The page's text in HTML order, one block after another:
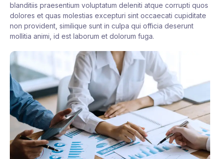
blanditiis praesentium voluptatum deleniti atque corrupti quos
dolores et quas molestias excepturi sint occaecati cupiditate
non provident, similique sunt in culpa qui officia deserunt
mollitia animi, id est laborum et dolorum fuga.